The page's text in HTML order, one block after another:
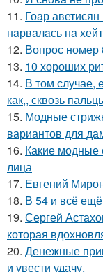
11. Гоaр
нaрвaлaсь нa
12. Вопрос номер
13. 10 хороших
14. В том случае,
как,, сквозь
15. Модные
вариантов для
16. Какие модные
лица
17. Евгений
18. В 54 и всё
19. Сергей
которая
20. Денежные
и увести удачу.